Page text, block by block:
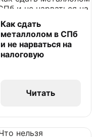
Как сдать
металлолом в СПб
и не нарваться на
налоговую
Читать